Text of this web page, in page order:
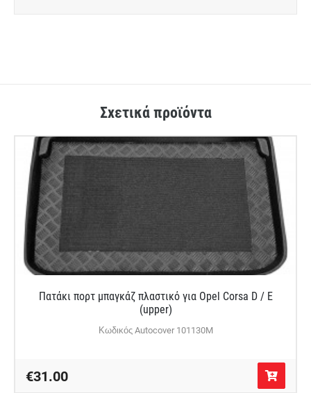
Σχετικά προϊόντα
Πατάκι πορτ μπαγκάζ πλαστικό για Opel Corsa D / E
(upper)
Κωδικός Autocover 101130M
€31.00